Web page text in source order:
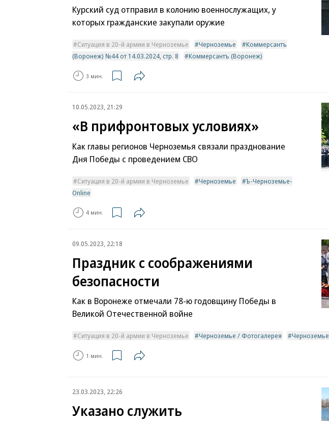
Курский суд отправил в колонию военнослужащих, у
которых гражданские закупали оружие
Ситуация в 20-й армии в Черноземье Черноземье
Коммерсантъ
(Воронеж) №44 от 14.03.2024, стр. 8
Коммерсантъ (Воронеж)
3 мин.
10.05.2023, 21:29
«В прифронтовых условиях»
Как главы регионов Черноземья связали празднование
Дня Победы с проведением СВО
Ситуация в 20-й армии в Черноземье Черноземье
Ъ-Черноземье-
Online
4 мин.
09.05.2023, 22:18
Праздник с соображениями
безопасности
Как в Воронеже отмечали 78-ю годовщину Победы в
Великой Отечественной войне
Ситуация в 20-й армии в Черноземье Черноземье / Фотогалерея Черноземье
1 мин.
23.03.2023, 22:26
Указано служить